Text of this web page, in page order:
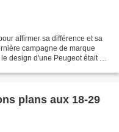
affirmer sa différence et sa
campagne de marque
design d'une Peugeot était au
plans aux 18-29